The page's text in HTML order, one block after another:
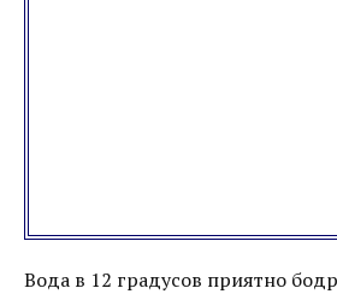
Вода в 12 градусов приятно